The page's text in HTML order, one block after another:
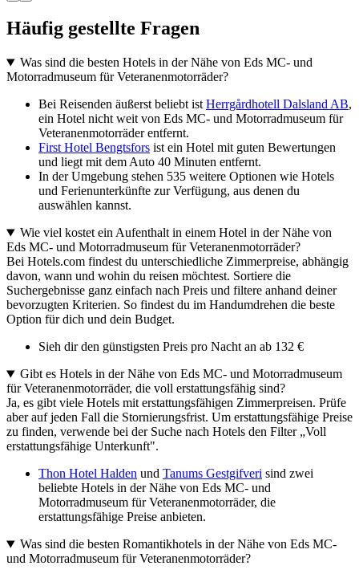
Häufig gestellte Fragen
Was sind die besten Hotels in der Nähe von Eds MC- und
Motorradmuseum für Veteranenmotorräder?
Bei Reisenden äußerst beliebt ist Herrgårdhotell Dalsland AB,
ein Hotel nicht weit von Eds MC- und Motorradmuseum für
Veteranenmotorräder entfernt.
First Hotel Bengtsfors ist ein Hotel mit guten Bewertungen
und liegt mit dem Auto 40 Minuten entfernt.
In der Umgebung stehen 535 weitere Optionen wie Hotels
und Ferienunterkünfte zur Verfügung, aus denen du
auswählen kannst.
Wie viel kostet ein Aufenthalt in einem Hotel in der Nähe von
Eds MC- und Motorradmuseum für Veteranenmotorräder?
Bei Hotels.com findest du unterschiedliche Zimmerpreise, abhängig
davon, wann und wohin du reisen möchtest. Sortiere die
Suchergebnisse ganz einfach nach Preis und filtere anhand deiner
bevorzugten Kriterien. So findest du im Handumdrehen die beste
Option für dich und dein Budget.
Sieh dir den günstigsten Preis pro Nacht an ab 132 €
Gibt es Hotels in der Nähe von Eds MC- und Motorradmuseum
für Veteranenmotorräder, die voll erstattungsfähig sind?
Ja, es gibt viele Hotels mit erstattungsfähigen Zimmerpreisen. Prüfe
aber auf jeden Fall die Stornierungsfrist. Um erstattungsfähige Preise
zu finden, verwende bei der Suche nach Hotels den Filter „Voll
erstattungsfähige Unterkunft".
Thon Hotel Halden und Tanums Gestgifveri sind zwei
beliebte Hotels in der Nähe von Eds MC- und
Motorradmuseum für Veteranenmotorräder, die
erstattungsfähige Preise anbieten.
Was sind die besten Romantikhotels in der Nähe von Eds MC-
und Motorradmuseum für Veteranenmotorräder?